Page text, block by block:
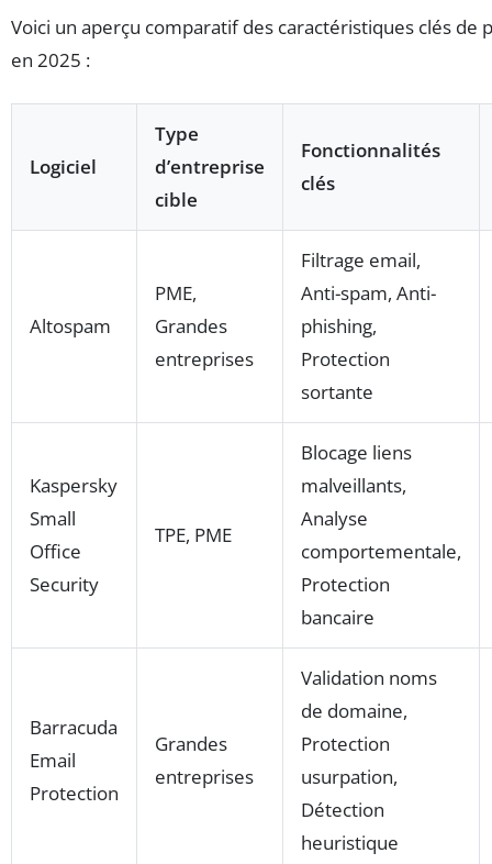
Voici un aperçu comparatif des caractéristiques clés
en 2025 :
Logiciel
Type
d’entreprise
cible
Fonctionnalités
clés
Altospam
PME,
Grandes
entreprises
Filtrage email,
Anti-spam, Anti-
phishing,
Protection
sortante
Kaspersky
Small
Office
Security
TPE, PME
Blocage liens
malveillants,
Analyse
comportementale,
Protection
bancaire
Barracuda
Email
Protection
Grandes
entreprises
Validation noms
de domaine,
Protection
usurpation,
Détection
heuristique